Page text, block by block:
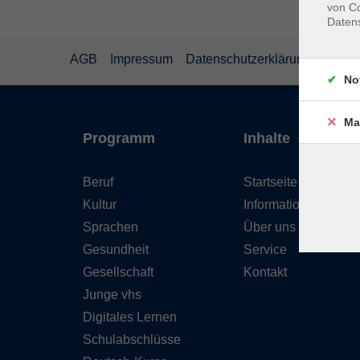
AGB Impressum Datenschutzerklärung
Programm
Beruf
Kultur
Sprachen
Gesundheit
Gesellschaft
Junge vhs
Digitales Lernen
Schulabschlüsse
Inhalte
Startseite
Informationen
Über uns
Service
Kontakt
von